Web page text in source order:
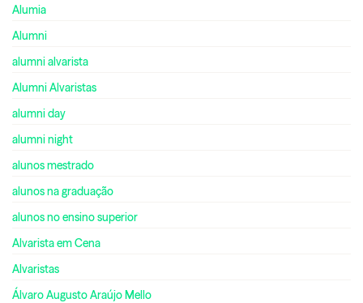
Alumia
Alumni
alumni alvarista
Alumni Alvaristas
alumni day
alumni night
alunos mestrado
alunos na graduação
alunos no ensino superior
Alvarista em Cena
Alvaristas
Álvaro Augusto Araújo Mello